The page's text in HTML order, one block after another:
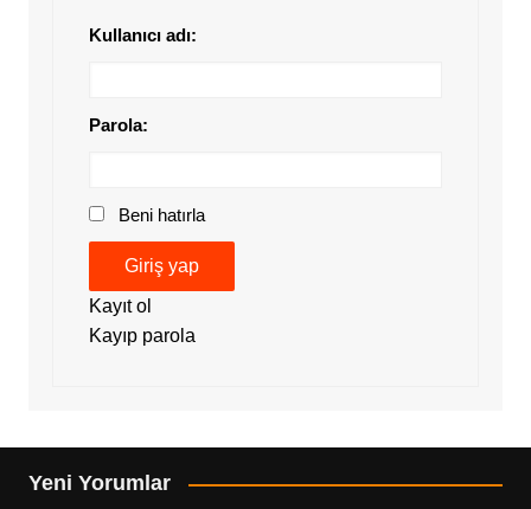
Kullanıcı adı:
Parola:
Beni hatırla
Giriş yap
Kayıt ol
Kayıp parola
Yeni Yorumlar